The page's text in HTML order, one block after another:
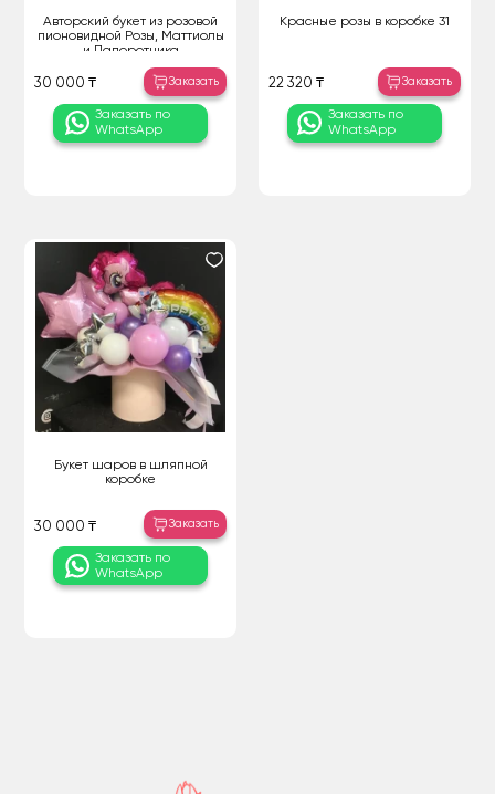
Авторский букет из розовой
пионовидной Розы, Маттиолы
и Папоротника
30 000 ₸ Заказать
Заказать по
WhatsApp
Красные розы в коробке 31
22 320 ₸ Заказать
Заказать по
WhatsApp
Букет шаров в шляпной
коробке
30 000 ₸ Заказать
Заказать по
WhatsApp